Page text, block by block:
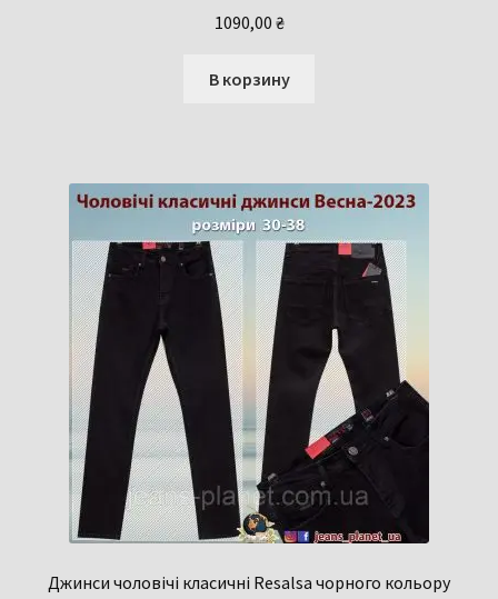
1090,00 ₴
В корзину
Джинси чоловічі класичні Resalsa чорного кольору